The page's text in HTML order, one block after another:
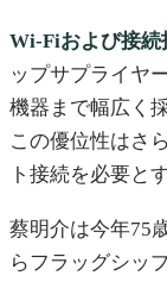
Wi-Fiおよび接続
ップサプライヤ
機器まで幅広く
この優位性はさ
ト接続を必要と
蔡明介は今年75
らフラッグシッ